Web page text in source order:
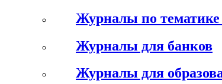
Журналы по тематике
Журналы для банков
Журналы для